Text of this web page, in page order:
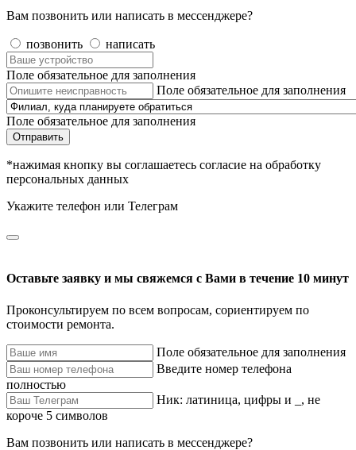
Вам позвонить или написать в мессенджере?
позвонить написать
Поле обязательное для заполнения
Поле обязательное для заполнения
Поле обязательное для заполнения
Отправить
*нажимая кнопку вы соглашаетесь согласие на обработку
персональных данных
Укажите телефон или Телеграм
Оставьте заявку и мы свяжемся с Вами в течение 10 минут
Проконсультируем по всем вопросам, сориентируем по
стоимости ремонта.
Поле обязательное для заполнения
Введите номер телефона
полностью
Ник: латиница, цифры и _, не
короче 5 символов
Вам позвонить или написать в мессенджере?